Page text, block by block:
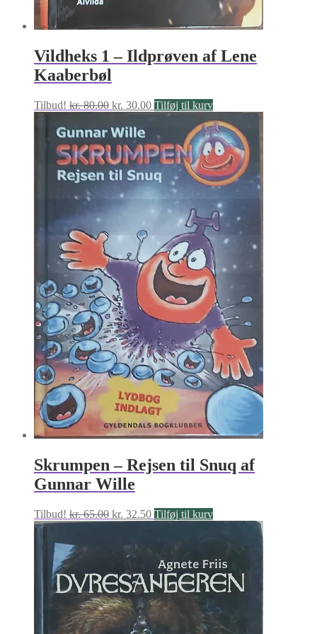
Vildheks 1 – Ildprøven af Lene
Kaaberbøl
Tilbud! kr.80.00 Den
pris
var:
kr. 80.00.
kr. 30.00Den
aktuelle
er:
kr. 30.00.
Tilføj til kurv
Skrumpen – Rejsen til Snuq af
Gunnar Wille
Tilbud! kr.65.00 Den
kr. 32.50Den
kr. 32.50.
Tilføj til kurv